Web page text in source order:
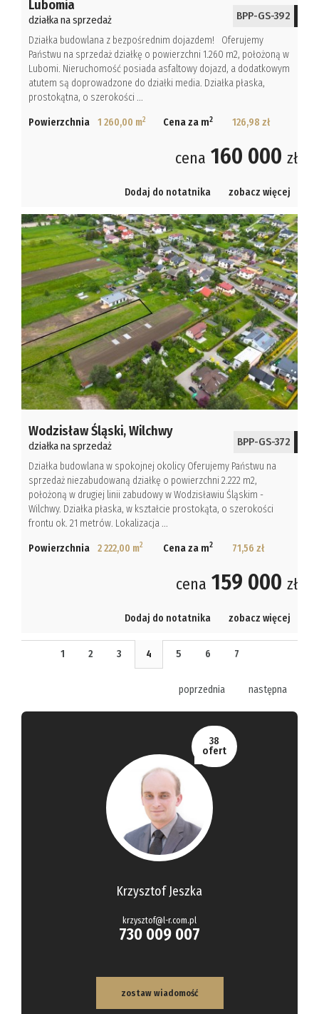
Lubomia
działka na sprzedaż BPP-GS-392
Działka budowlana z bezpośrednim dojazdem! Oferujemy
Państwu na sprzedaż działkę o powierzchni 1.260 m2, położoną w
Lubomi. Nieruchomość posiada asfaltowy dojazd, a dodatkowym
atutem są doprowadzone do działki media. Działka płaska,
prostokątna, o szerokości ...
Powierzchnia 1 260,00 m2 Cena za m2 126,98 zł
cena 160 000 zł
Dodaj do notatnika zobacz więcej
Wodzisław Śląski,Wilchwy
działka na sprzedaż BPP-GS-372
Działka budowlana w spokojnej okolicy Oferujemy Państwu na
sprzedaż niezabudowaną działkę o powierzchni 2.222 m2,
położoną w drugiej linii zabudowy w Wodzisławiu Śląskim -
Wilchwy. Działka płaska, w kształcie prostokąta, o szerokości
frontu ok. 21 metrów. Lokalizacja ...
Powierzchnia 2 222,00 m2 Cena za m2 71,56 zł
cena 159 000 zł
Dodaj do notatnika zobacz więcej
1 2 3 4 5 6 7
poprzednia następna
38
ofert
Krzysztof Jeszka
krzysztof@l-r.com.pl
730 009 007
zostaw wiadomość